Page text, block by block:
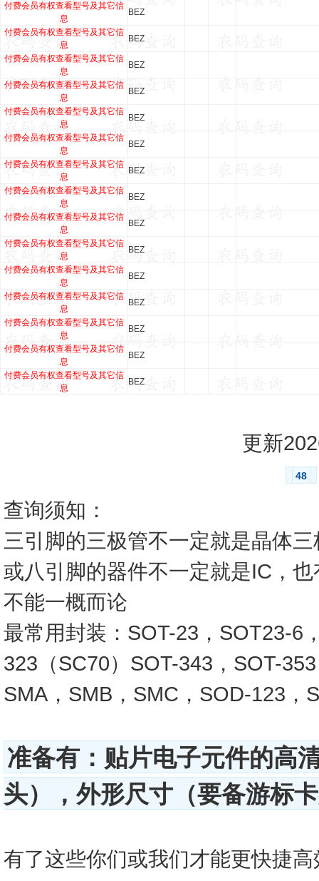
付费会员有权查看型号及其它信
息
BEZ
付费会员有权查看型号及其它信
息
BEZ
付费会员有权查看型号及其它信
息
BEZ
付费会员有权查看型号及其它信
息
BEZ
付费会员有权查看型号及其它信
息
BEZ
付费会员有权查看型号及其它信
息
BEZ
付费会员有权查看型号及其它信
息
BEZ
付费会员有权查看型号及其它信
息
BEZ
付费会员有权查看型号及其它信
息
BEZ
付费会员有权查看型号及其它信
息
BEZ
付费会员有权查看型号及其它信
息
BEZ
付费会员有权查看型号及其它信
息
BEZ
付费会员有权查看型号及其它信
息
BEZ
付费会员有权查看型号及其它信
息
BEZ
付费会员有权查看型号及其它信
息
BEZ
更新
48
查询须知：
三引脚的三极管不一定就是晶体
或八引脚的器件不一定就是IC，
不能一概而论
最常用封装：SOT-23，SOT23-6
323（SC70）SOT-343，SOT-
SMA，SMB，SMC，SOD-123，
准备有：贴片电子元件的高
头），外形尺寸（要备游标
有了这些你们或我们才能更快捷